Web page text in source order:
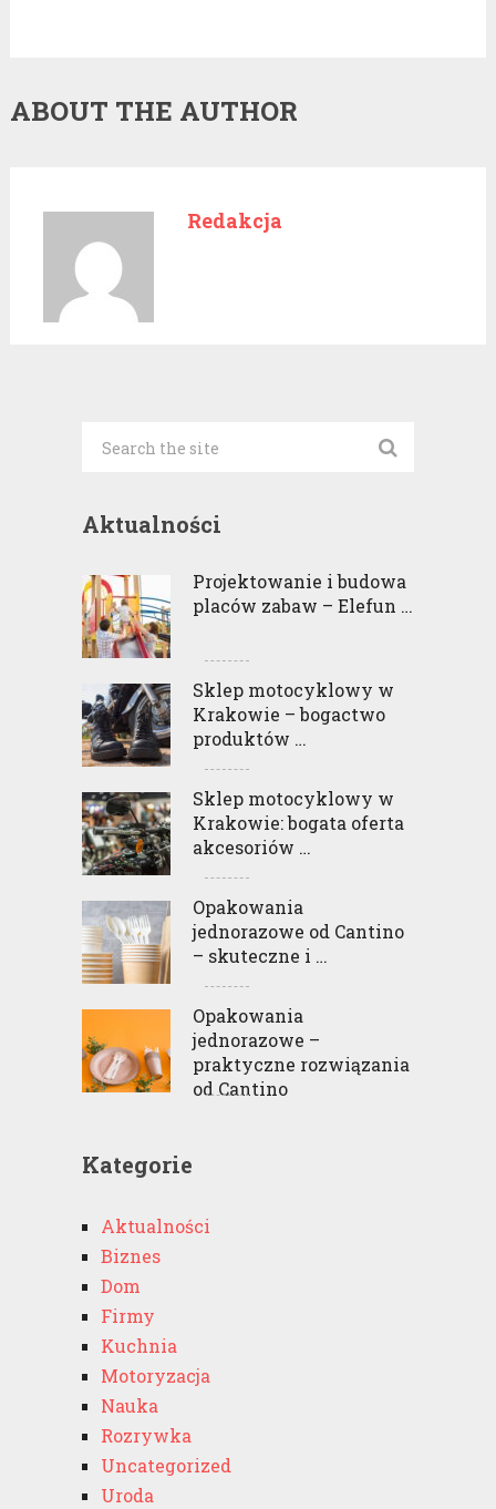
ABOUT THE AUTHOR
Redakcja
Aktualności
Projektowanie i budowa
placów zabaw – Elefun …
Sklep motocyklowy w
Krakowie – bogactwo
produktów …
Sklep motocyklowy w
Krakowie: bogata oferta
akcesoriów …
Opakowania
jednorazowe od Cantino
– skuteczne i …
Opakowania
jednorazowe –
praktyczne rozwiązania
od Cantino
Kategorie
Aktualności
Biznes
Dom
Firmy
Kuchnia
Motoryzacja
Nauka
Rozrywka
Uncategorized
Uroda